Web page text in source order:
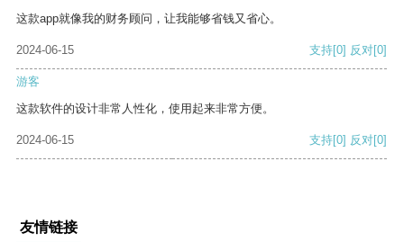
这款app就像我的财务顾问，让我能够省钱又省心。
2024-06-15 支持[0] 反对[0]
游客
这款软件的设计非常人性化，使用起来非常方便。
2024-06-15 支持[0] 反对[0]
友情链接